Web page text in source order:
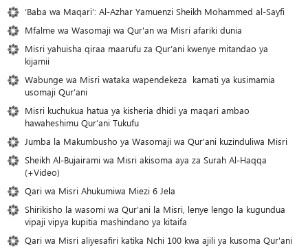
‘Baba wa Maqari’: Al-Azhar Yamuenzi Sheikh Mohammed al-Sayfi
Mfalme wa Wasomaji wa Qur'an wa Misri afariki dunia
Misri yahuisha qiraa maarufu za Qur’ani kwenye mitandao ya
kijamii
Wabunge wa Misri wataka wapendekeza kamati ya kusimamia
usomaji Qur’ani
Misri kuchukua hatua ya kisheria dhidi ya maqari ambao
hawaheshimu Qur’ani Tukufu
Jumba la Makumbusho ya Wasomaji wa Qur'ani kuzinduliwa Misri
Sheikh Al-Bujairami wa Misri akisoma aya za Surah Al-Haqqa
(+Video)
Qari wa Misri Ahukumiwa Miezi 6 Jela
Shirikisho la wasomi wa Qur’ani la Misri, lenye lengo la kugundua
vipaji vipya kupitia mashindano ya kitaifa
Qari wa Misri aliyesafiri katika Nchi 100 kwa ajili ya kusoma Qur'ani